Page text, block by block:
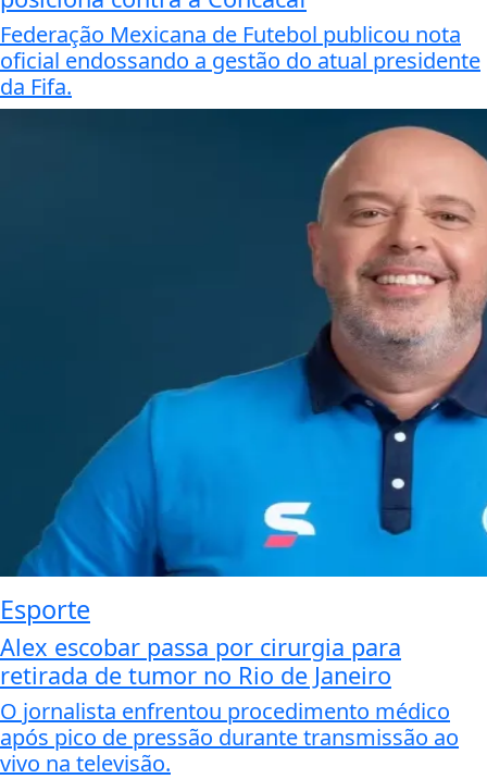
Federação Mexicana de Futebol publicou nota
oficial endossando a gestão do atual presidente
da Fifa.
Esporte
Alex escobar passa por cirurgia para
retirada de tumor no Rio de Janeiro
O jornalista enfrentou procedimento médico
após pico de pressão durante transmissão ao
vivo na televisão.